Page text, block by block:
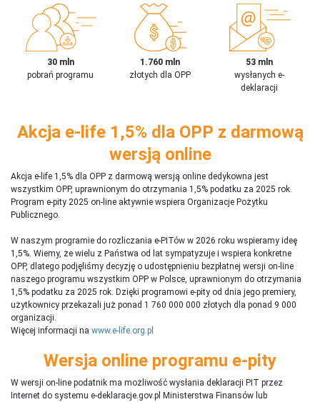
30 mln
pobrań programu
1.760 mln
złotych dla OPP
53 mln
wysłanych e-
deklaracji
Akcja e-life 1,5% dla OPP z darmową
wersją online
Akcja e-life 1,5% dla OPP z darmową wersją online dedykowna jest
wszystkim OPP, uprawnionym do otrzymania 1,5% podatku za 2025 rok.
Program e-pity 2025 on-line aktywnie wspiera Organizacje Pożytku
Publicznego.
W naszym programie do rozliczania e-PITów w 2026 roku wspieramy ideę
1,5%. Wiemy, że wielu z Państwa od lat sympatyzuje i wspiera konkretne
OPP, dlatego podjęliśmy decyzję o udostępnieniu bezpłatnej wersji on-line
naszego programu wszystkim OPP w Polsce, uprawnionym do otrzymania
1,5% podatku za 2025 rok. Dzięki programowi e-pity od dnia jego premiery,
użytkownicy przekazali już ponad 1 760 000 000 złotych dla ponad 9 000
organizacji.
Więcej informacji na www.e-life.org.pl
Wersja online programu e-pity
W wersji on-line podatnik ma możliwość wysłania deklaracji PIT przez
Internet do systemu e-deklaracje.gov.pl Ministerstwa Finansów lub